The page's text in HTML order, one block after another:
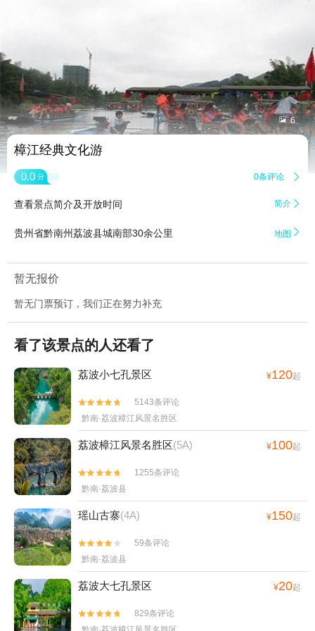
 6
樟江经典文化游
0.0 分 0条评论 
查看景点简介及开放时间 简介 
贵州省黔南州荔波县城南部30余公里 地图 
暂无报价
暂无门票预订，我们正在努力补充
看了该景点的人还看了
荔波小七孔景区 ¥120起


5143条评论
黔南·荔波樟江风景名胜区
荔波樟江风景名胜区(5A) ¥100起


1255条评论
黔南·荔波县
瑶山古寨(4A) ¥150起


59条评论
黔南·荔波县
荔波大七孔景区 ¥20起


829条评论